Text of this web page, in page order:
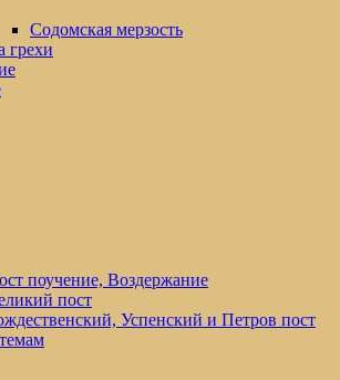
Содомская мерзость
грехи
поучение, Воздержание
пост
Успенский и Петров пост